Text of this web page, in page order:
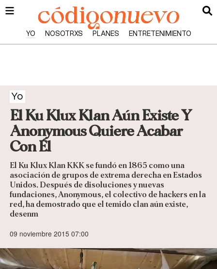
YO NOSOTRXS PLANES ENTRETENIMIENTO
Yo
El Ku Klux Klan Aún Existe Y
Anonymous Quiere Acabar
Con Él
El Ku Klux Klan KKK se fundó en 1865 como una
asociación de grupos de extrema derecha en Estados
Unidos. Después de disoluciones y nuevas
fundaciones, Anonymous, el colectivo de hackers en la
red, ha demostrado que el temido clan aún existe,
desenm
09 noviembre 2015 07:00